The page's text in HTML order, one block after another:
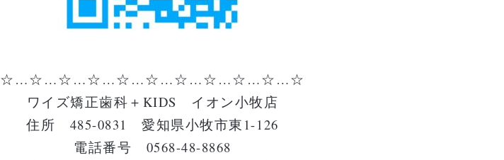
☆…☆…☆…☆…☆…☆…☆…☆…☆…☆…☆
ワイズ矯正歯科＋KIDS イオン小牧店
住所 485-0831 愛知県小牧市東1-126
電話番号 0568-48-8868